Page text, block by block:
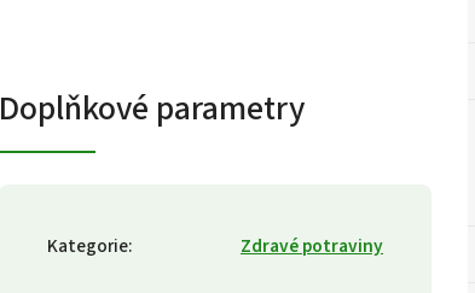
Doplňkové parametry
Kategorie: Zdravé potraviny